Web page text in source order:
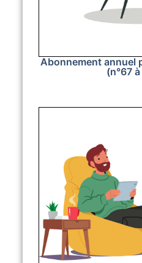
Abonnement annuel
(n°67